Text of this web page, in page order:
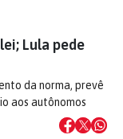
Lula pede
da norma, prevê
aos autônomos